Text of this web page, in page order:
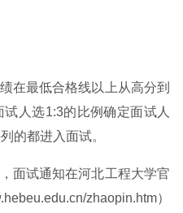
在最低合格线以上从高分到
人选1:3的比例确定面试人
的都进入面试。
面试通知在河北工程大学官
zhaopin.htm）